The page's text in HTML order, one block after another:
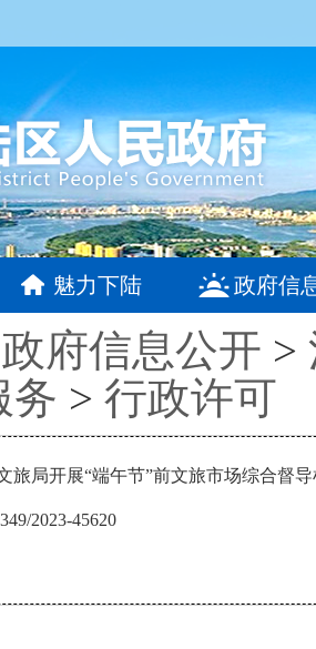
魅力下陆 政府信
政府信息公开 >
务 > 行政许可
旅局开展“端午节”前文旅市场综合督
2023-45620